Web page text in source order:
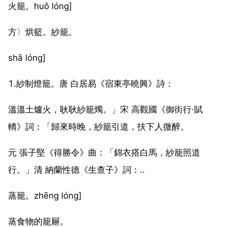
火籠。huǒ lóng]
方〉烘籃。紗籠。
shā lóng]
1.紗制燈籠。唐 白居易《宿東亭曉興》詩：
溫溫土爐火，耿耿紗籠燭。」宋 高觀國《御街行·賦
轎》詞：「歸來時晚，紗籠引道，扶下人微醉。
元 張子堅《得勝令》曲：「錦衣搭白馬，紗籠照道
行。」清 納蘭性德《生查子》詞：..
蒸籠。zhēng lóng]
蒸食物的籠屜。